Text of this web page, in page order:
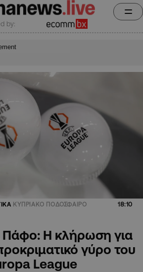
by:
ΚΥΠΡΙΑΚΟ ΠΟΔΟΣΦΑΙΡΟ 18:10
Πάφο: Η κλήρωση για
γύρο του
League